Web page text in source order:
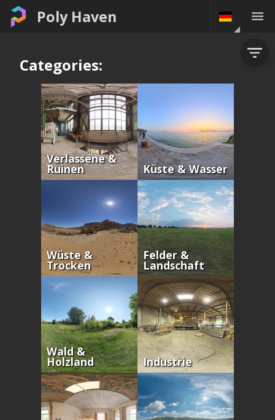
Poly Haven
Categories:
Verlassene &
Ruinen Küste & Wasser
Wüste &
Trocken
Felder &
Landschaft
Wald &
Holzland Industrie